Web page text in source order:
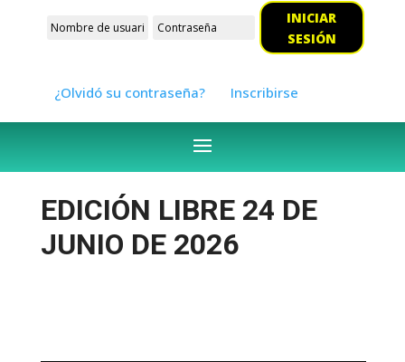
INICIAR
SESIÓN
¿Olvidó su contraseña? Inscribirse
EDICIÓN LIBRE 24 DE
JUNIO DE 2026